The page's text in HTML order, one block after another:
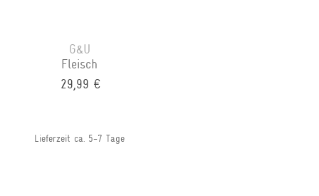
G&U
Fleisch
29,99 €
Lieferzeit ca. 5-7 Tage